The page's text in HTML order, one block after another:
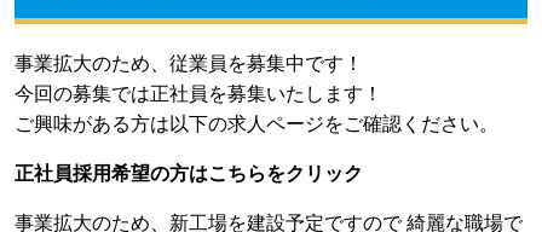
事業拡大のため、従業員を募集中です！
今回の募集では正社員を募集いたします！
ご興味がある方は以下の求人ページをご確認ください。
正社員採用希望の方はこちらをクリック
事業拡大のため、新工場を建設予定ですので 綺麗な職場で